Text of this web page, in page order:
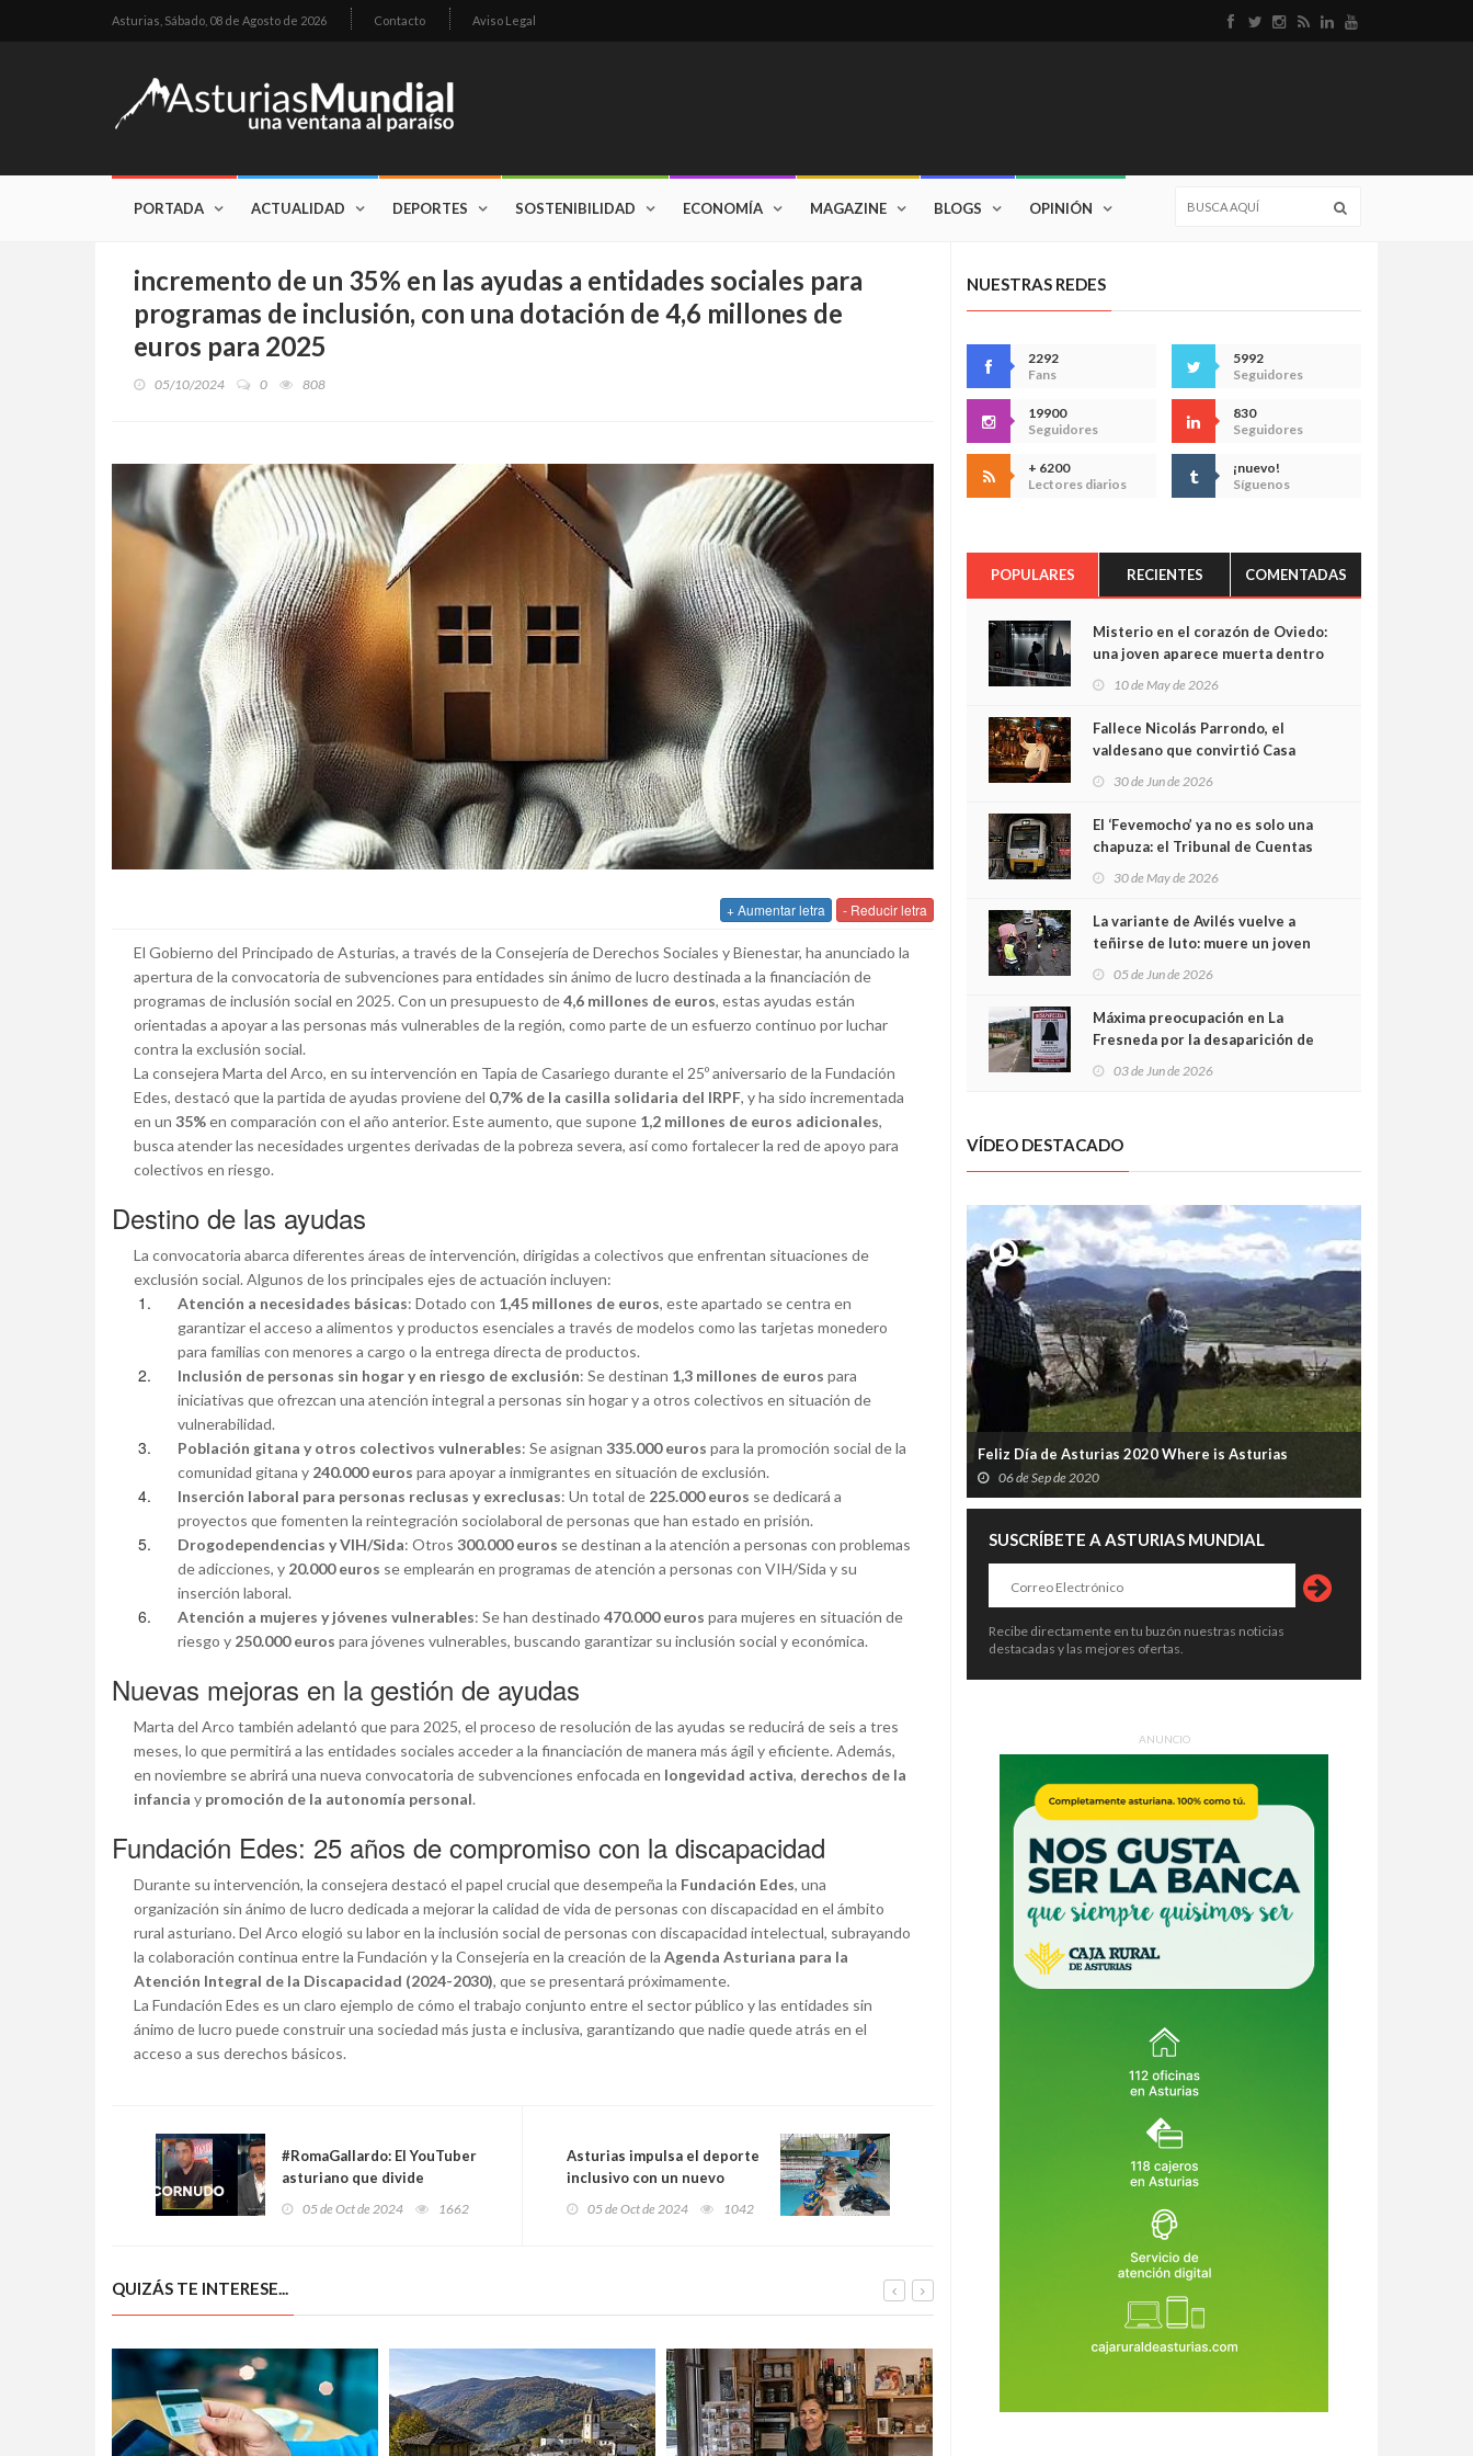
Asturias, Sábado, 08 de Agosto de 2026 Contacto Aviso Legal
PORTADA ACTUALIDAD DEPORTES SOSTENIBILIDAD ECONOMÍA MAGAZINE BLOGS OPINIÓN
incremento de un 35% en las ayudas a entidades sociales para
programas de inclusión, con una dotación de 4,6 millones de
euros para 2025
05/10/2024 0 808
+ Aumentar letra - Reducir letra
El Gobierno del Principado de Asturias, a través de la Consejería de Derechos Sociales y Bienestar, ha anunciado la
apertura de la convocatoria de subvenciones para entidades sin ánimo de lucro destinada a la financiación de
programas de inclusión social en 2025. Con un presupuesto de4,6 millones de euros, estas ayudas están
orientadas a apoyar a las personas más vulnerables de la región, como parte de un esfuerzo continuo por luchar
contra la exclusión social.
La consejera Marta del Arco, en su intervención en Tapia de Casariego durante el 25º aniversario de la Fundación
Edes, destacó que la partida de ayudas proviene del 0,7% de la casilla solidaria del IRPF, y ha sido incrementada
en un 35%en comparación con el año anterior. Este aumento, que supone 1,2 millones de euros adicionales,
busca atender las necesidades urgentes derivadas de la pobreza severa, así como fortalecer la red de apoyo para
colectivos en riesgo.
Destino de las ayudas
La convocatoria abarca diferentes áreas de intervención, dirigidas a colectivos que enfrentan situaciones de
exclusión social. Algunos de los principales ejes de actuación incluyen:
Atención a necesidades básicas: Dotado con 1,45 millones de euros, este apartado se centra en
garantizar el acceso a alimentos y productos esenciales a través de modelos como las tarjetas monedero
para familias con menores a cargo o la entrega directa de productos.
Inclusión de personas sin hogar y en riesgo de exclusión: Se destinan 1,3 millones de euros para
iniciativas que ofrezcan una atención integral a personas sin hogar y a otros colectivos en situación de
vulnerabilidad.
Población gitana y otros colectivos vulnerables: Se asignan 335.000 euros para la promoción social de la
comunidad gitana y 240.000 euros para apoyar a inmigrantes en situación de exclusión.
Inserción laboral para personas reclusas y exreclusas: Un total de 225.000 euros se dedicará a
proyectos que fomenten la reintegración sociolaboral de personas que han estado en prisión.
Drogodependencias y VIH/Sida: Otros 300.000 euros se destinan a la atención a personas con problemas
de adicciones, y 20.000 euros se emplearán en programas de atención a personas con VIH/Sida y su
inserción laboral.
Atención a mujeres y jóvenes vulnerables: Se han destinado 470.000 euros para mujeres en situación de
riesgo y 250.000 euros para jóvenes vulnerables, buscando garantizar su inclusión social y económica.
Nuevas mejoras en la gestión de ayudas
Marta del Arco también adelantó que para 2025, el proceso de resolución de las ayudas se reducirá de seis a tres
meses, lo que permitirá a las entidades sociales acceder a la financiación de manera más ágil y eficiente. Además,
en noviembre se abrirá una nueva convocatoria de subvenciones enfocada en longevidad activa, derechos de la
infancia y promoción de la autonomía personal.
Fundación Edes: 25 años de compromiso con la discapacidad
Durante su intervención, la consejera destacó el papel crucial que desempeña la Fundación Edes, una
organización sin ánimo de lucro dedicada a mejorar la calidad de vida de personas con discapacidad en el ámbito
rural asturiano. Del Arco elogió su labor en la inclusión social de personas con discapacidad intelectual, subrayando
la colaboración continua entre la Fundación y la Consejería en la creación de la Agenda Asturiana para la
Atención Integral de la Discapacidad (2024-2030), que se presentará próximamente.
La Fundación Edes es un claro ejemplo de cómo el trabajo conjunto entre el sector público y las entidades sin
ánimo de lucro puede construir una sociedad más justa e inclusiva, garantizando que nadie quede atrás en el
acceso a sus derechos básicos.
#RomaGallardo: El YouTuber
asturiano que divide
opiniones en redes sociales
05 de Oct de 2024 1662
Asturias impulsa el deporte
inclusivo con un nuevo
programa de tecnificación
05 de Oct de 2024 1042
QUIZÁS TE INTERESE...
NUESTRAS REDES
2292
Fans
5992
Seguidores
19900
Seguidores
830
Seguidores
+ 6200
Lectores diarios
¡nuevo!
Síguenos
POPULARES RECIENTES COMENTADAS
Misterio en el corazón de Oviedo:
una joven aparece muerta dentro
cámaras captan sus últimos
minutos
10 de May de 2026
Fallece Nicolás Parrondo, el
valdesano que convirtió Casa
30 de Jun de 2026
El ‘Fevemocho’ ya no es solo una
chapuza: el Tribunal de Cuentas
sobrecoste de los trenes que no
cabían por los túneles
30 de May de 2026
La variante de Avilés vuelve a
teñirse de luto: muere un joven
05 de Jun de 2026
Máxima preocupación en La
Fresneda por la desaparición de
03 de Jun de 2026
VÍDEO DESTACADO
Feliz Día de Asturias 2020 Where is Asturias
06 de Sep de 2020
SUSCRÍBETE A ASTURIAS MUNDIAL
Recibe directamente en tu buzón nuestras noticias
destacadas y las mejores ofertas.
ANUNCIO